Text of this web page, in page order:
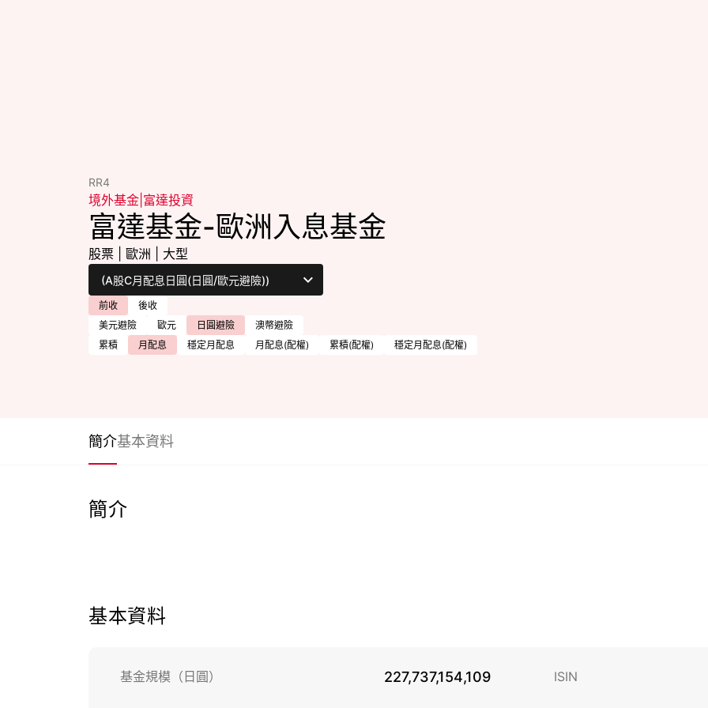
RR4
境外基金 富達投資
富達基金-歐洲入息基金
股票 歐洲 大型
前收
後收
美元避險
歐元 日圓避險
澳幣避險
累積
月配息 穩定月配息 月配息(配權) 累積(配權) 穩定月配息(配權)
簡介基本資料
簡介
基本資料
基金規模（日圓） 227,737,154,109 ISIN